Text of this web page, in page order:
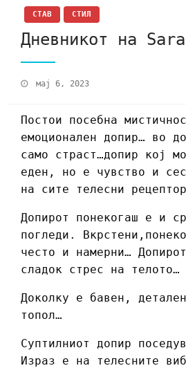
СТАВ СТИЛ
Дневникот на
мај 6, 2023
Постои посебна
емоционален допир… во
само страст…допир кој
еден, но е чувство и
на сите телесни
Допирот понекогаш е и
погледи.
често и намерни…
сладок стрес на телото…
Доколку е бавен,
топол…
Суптилниот допир
Израз е на телесните